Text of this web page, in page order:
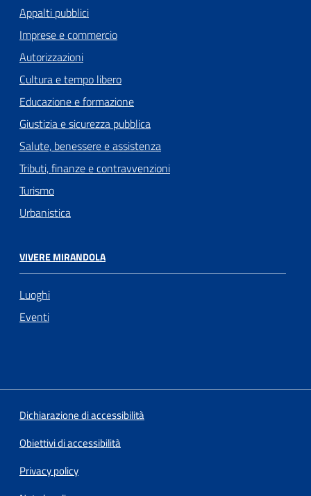
Appalti pubblici
Imprese e commercio
Autorizzazioni
Cultura e tempo libero
Educazione e formazione
Giustizia e sicurezza pubblica
Salute, benessere e assistenza
Tributi, finanze e contravvenzioni
Turismo
Urbanistica
VIVERE MIRANDOLA
Luoghi
Eventi
Dichiarazione di accessibilità
Obiettivi di accessibilità
Privacy policy